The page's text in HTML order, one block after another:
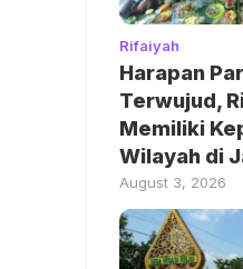
Rifaiyah
Harapan
Terwujud,
Memiliki
Wilayah di
August 3, 2026